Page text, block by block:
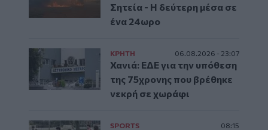
Σητεία - Η δεύτερη μέσα σε
ένα 24ωρο
ΚΡΗΤΗ 06.08.2026 - 23:07
Χανιά: ΕΔΕ για την υπόθεση
της 75χρονης που βρέθηκε
νεκρή σε χωράφι
SPORTS 08:15